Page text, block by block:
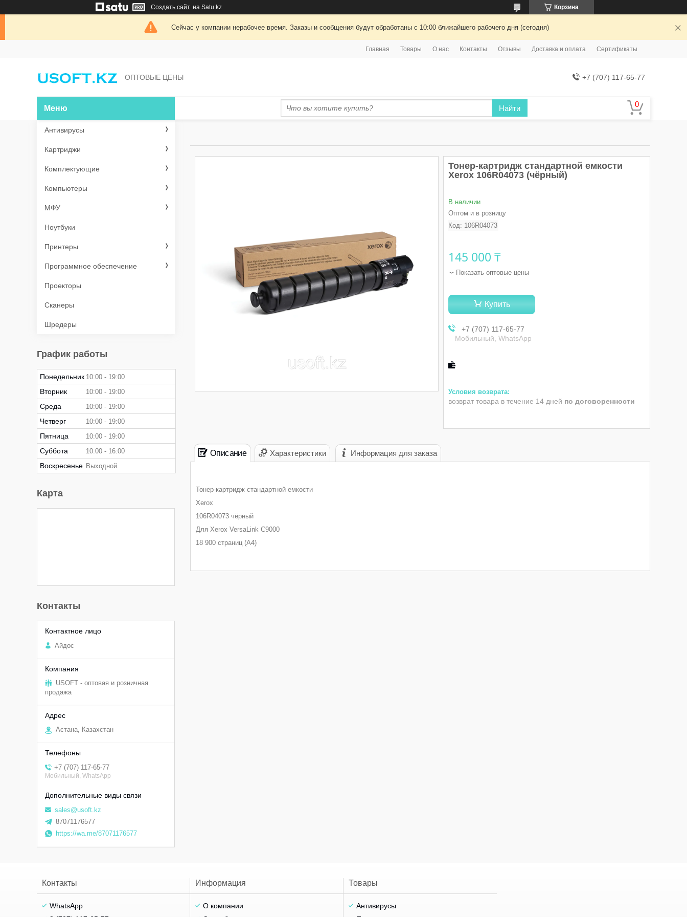
Создать сайт на Satu.kz Корзина
Сейчас у компании нерабочее время. Заказы и сообщения будут обработаны с 10:00 ближайшего рабочего дня (сегодня)
Главная Товары О нас Контакты Отзывы Доставка и оплата Сертификаты
ОПТОВЫЕ ЦЕНЫ +7 (707) 117-65-77
Найти
Тонер-картридж стандартной емкости
Xerox 106R04073 (чёрный)
В наличии
Оптом и в розницу
Код: 106R04073
145 000 ₸
Показать оптовые цены
Купить
+7 (707) 117-65-77
Мобильный, WhatsApp
возврат товара в течение 14 дней по договоренности
Описание Характеристики Информация для заказа
Тонер-картридж стандартной емкости
Xerox
106R04073 чёрный
Для Xerox VersaLink C9000
18 900 страниц (A4)
Антивирусы
Картриджи
Комплектующие
Компьютеры
МФУ
Ноутбуки
Принтеры
Программное обеспечение
Проекторы
Сканеры
Шредеры
График работы
Понедельник 10:00 19:00
Вторник 10:00 19:00
Среда 10:00 19:00
Четверг 10:00 19:00
Пятница 10:00 19:00
Суббота 10:00 16:00
Воскресенье Выходной
Карта
Контакты
Aйдоc
USOFT - оптовая и розничная
продажа
Астана, Казахстан
+7 (707) 117-65-77
Мобильный, WhatsApp
sales@usoft.kz
87071176577
https://wa.me/87071176577
Контакты
WhatsApp
Информация
О компании
Товары
Антивирусы